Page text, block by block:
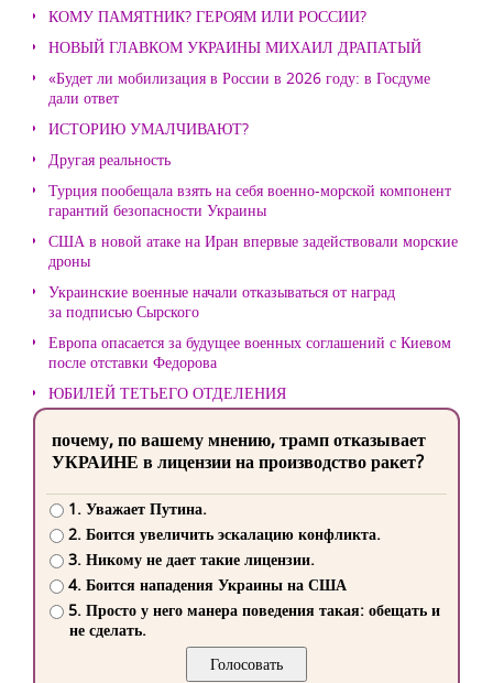
КОМУ ПАМЯТНИК? ГЕРОЯМ ИЛИ РОССИИ?
НОВЫЙ ГЛАВКОМ УКРАИНЫ МИХАИЛ ДРАПАТЫЙ
«Будет ли мобилизация в России в 2026 году: в Госдуме
дали ответ
ИСТОРИЮ УМАЛЧИВАЮТ?
Другая реальность
Турция пообещала взять на себя военно-морской компонент
гарантий безопасности Украины
США в новой атаке на Иран впервые задействовали морские
дроны
Украинские военные начали отказываться от наград
за подписью Сырского
Европа опасается за будущее военных соглашений с Киевом
после отставки Федорова
ЮБИЛЕЙ ТЕТЬЕГО ОТДЕЛЕНИЯ
почему, по вашему мнению, трамп отказывает
УКРАИНЕ в лицензии на производство ракет?
1. Уважает Путина.
2. Боится увеличить эскалацию конфликта.
3. Никому не дает такие лицензии.
4. Боится нападения Украины на США
5. Просто у него манера поведения такая: обещать и
не сделать.